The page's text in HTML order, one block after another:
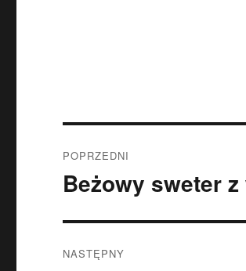
wpisu
POPRZEDNI
Poprzedni
Beżowy sweter
NASTĘPNY